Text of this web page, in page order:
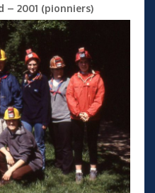
– 2001 (pionniers)